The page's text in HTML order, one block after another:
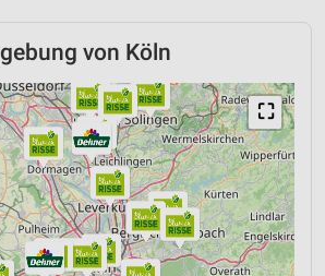
von Köln
⛶